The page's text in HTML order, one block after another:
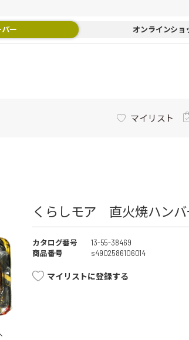
パー オンラインショ
マイリスト
くらしモア 直火焼ハンバ
カタログ番号
13-55-38469
商品番号
s4902586106014
マイリストに登録する